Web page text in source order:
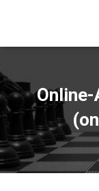
Online-